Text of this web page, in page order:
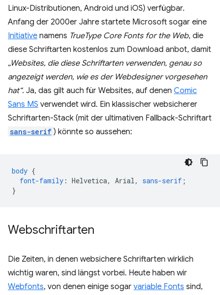
Linux-Distributionen, Android und iOS) verfügbar.
Anfang der 2000er Jahre startete Microsoft sogar eine
Initiative namens TrueType Core Fonts for the Web, die
diese Schriftarten kostenlos zum Download anbot, damit
„Websites, die diese Schriftarten verwenden, genau so
angezeigt werden, wie es der Webdesigner vorgesehen
hat“. Ja, das gilt auch für Websites, auf denen Comic
Sans MS verwendet wird. Ein klassischer websicherer
Schriftarten-Stack (mit der ultimativen Fallback-Schriftart
sans-serif ) könnte so aussehen:
body {
font-family : Helvetica, Arial, sans-serif ;
}
Webschriftarten
Die Zeiten, in denen websichere Schriftarten wirklich
wichtig waren, sind längst vorbei. Heute haben wir
Webfonts, von denen einige sogar variable Fonts sind,